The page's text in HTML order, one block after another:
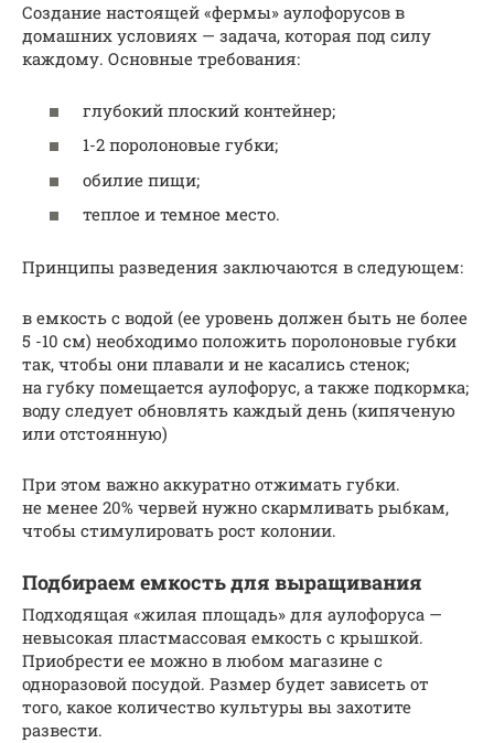
Создание настоящей «фермы» аулофорусов в
домашних условиях — задача, которая под силу
каждому. Основные требования:
глубокий плоский контейнер;
1-2 поролоновые губки;
обилие пищи;
теплое и темное место.
Принципы разведения заключаются в следующем:
в емкость с водой (ее уровень должен быть не более
5 -10 см) необходимо положить поролоновые губки
так, чтобы они плавали и не касались стенок;
на губку помещается аулофорус, а также подкормка;
воду следует обновлять каждый день (кипяченую
или отстоянную)
При этом важно аккуратно отжимать губки.
не менее 20% червей нужно скармливать рыбкам,
чтобы стимулировать рост колонии.
Подбираем емкость для выращивания
Подходящая «жилая площадь» для аулофоруса —
невысокая пластмассовая емкость с крышкой.
Приобрести ее можно в любом магазине с
одноразовой посудой. Размер будет зависеть от
того, какое количество культуры вы захотите
развести.